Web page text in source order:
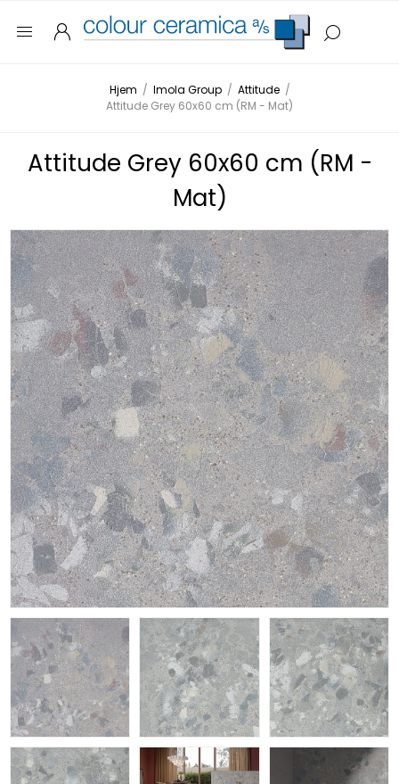
Hjem / Imola Group / Attitude /
Attitude Grey 60x60 cm (RM - Mat)
Attitude Grey 60x60 cm (RM -
Mat)